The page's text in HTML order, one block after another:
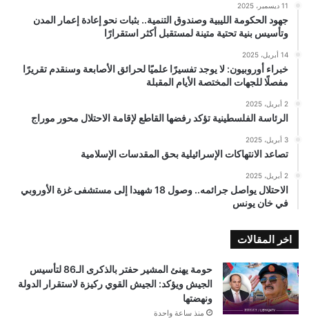
11 ديسمبر، 2025
جهود الحكومة الليبية وصندوق التنمية.. بثبات نحو إعادة إعمار المدن
وتأسيس بنية تحتية متينة لمستقبل أكثر استقرارًا
14 أبريل، 2025
خبراء أوروبيون: لا يوجد تفسيرًا علميًا لحرائق الأصابعة وسنقدم تقريرًا
مفصلًا للجهات المختصة الأيام المقبلة
2 أبريل، 2025
الرئاسة الفلسطينية تؤكد رفضها القاطع لإقامة الاحتلال محور موراج
3 أبريل، 2025
تصاعد الانتهاكات الإسرائيلية بحق المقدسات الإسلامية
2 أبريل، 2025
الاحتلال يواصل جرائمه.. وصول 18 شهيدا إلى مستشفى غزة الأوروبي
في خان يونس
اخر المقالات
حومة يهنئ المشير حفتر بالذكرى الـ86 لتأسيس
الجيش ويؤكد: الجيش القوي ركيزة لاستقرار الدولة
ونهضتها
منذ ساعة واحدة